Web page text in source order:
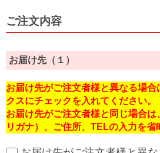
ご注文内容
お届け先（１）
お届け先がご注文者様と異なる場合
クスにチェックを入れてください。
お届け先がご注文者様と同じ場合
リガナ）、ご住所、TELの入力を省